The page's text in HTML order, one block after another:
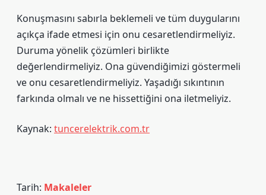
Konuşmasını sabırla beklemeli ve tüm duygularını
açıkça ifade etmesi için onu cesaretlendirmeliyiz.
Duruma yönelik çözümleri birlikte
değerlendirmeliyiz. Ona güvendiğimizi göstermeli
ve onu cesaretlendirmeliyiz. Yaşadığı sıkıntının
farkında olmalı ve ne hissettiğini ona iletmeliyiz.
Kaynak: tuncerelektrik.com.tr
Tarih: Makaleler